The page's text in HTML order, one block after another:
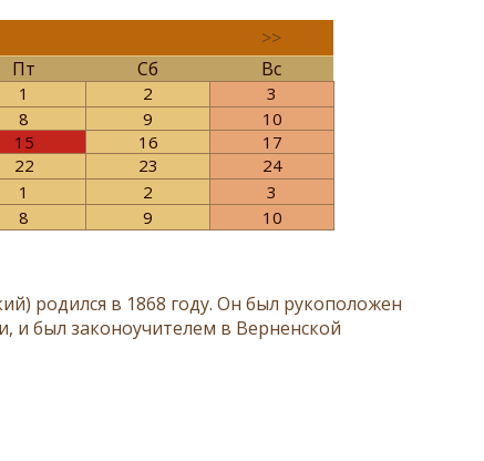
>>
Пт Сб Вс
1 2
3
8 9
10
15 16
17
22 23
24
1 2
3
8 9 10
родился в 1868 году. Он был рукоположен
и был законоучителем в Верненской